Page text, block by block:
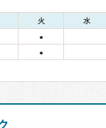
火 水
●
●